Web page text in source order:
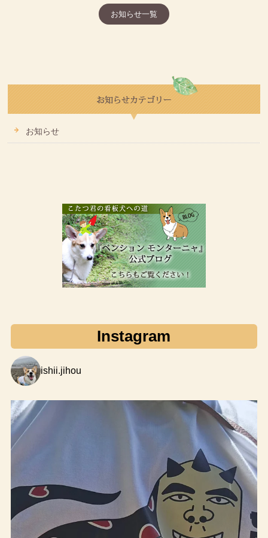
お知らせ一覧
お知らせ
Instagram
ishii.jihou